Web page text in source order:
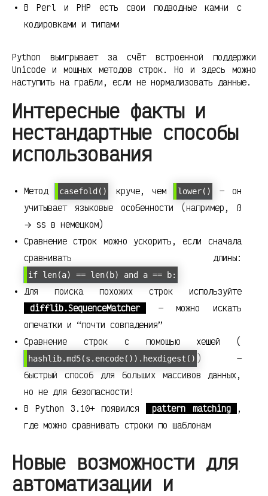
В Perl и PHP есть свои подводные камни с
кодировками и типами
Python выигрывает за счёт встроенной поддержки
Unicode и мощных методов строк. Но и здесь можно
наступить на грабли, если не нормализовать данные.
Интересные факты и
нестандартные способы
использования
Метод casefold() круче, чем lower()
— он
учитывает языковые особенности (например, ß
→ ss в немецком)
Сравнение строк можно ускорить, если сначала
сравнивать длины:
if len(a) == len(b) and a == b:
Для поиска похожих строк используйте
difflib.SequenceMatcher
— можно искать
опечатки и “почти совпадения”
Сравнение строк с помощью хешей (
hashlib.md5(s.encode()).hexdigest() ) —
быстрый способ для больших массивов данных,
но не для безопасности!
В Python 3.10+ появился
pattern matching
,
где можно сравнивать строки по шаблонам
Новые возможности для
автоматизации и